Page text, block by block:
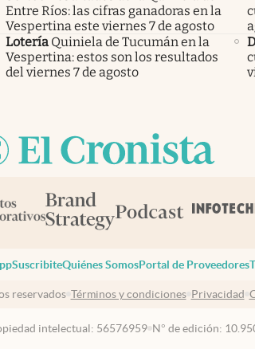
Entre Ríos: las cifras ganadoras en la
Vespertina este viernes 7 de agosto
Lotería Quiniela de Tucumán en la
Vespertina: estos son los resultados
del viernes 7 de agosto
SuscribiteQuiénes SomosPortal de Proveedores
reservados Términos y condiciones Privacidad
intelectual: 56576959 N° de edición: